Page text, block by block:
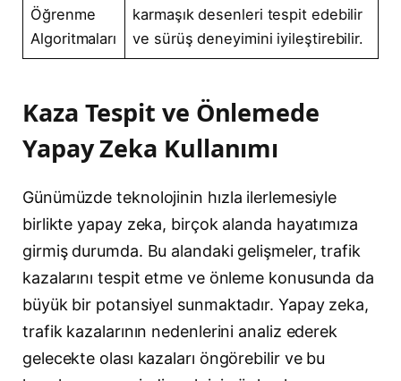
Öğrenme
Algoritmaları
karmaşık desenleri tespit edebilir
ve sürüş deneyimini iyileştirebilir.
Kaza Tespit ve Önlemede
Yapay Zeka Kullanımı
Günümüzde teknolojinin hızla ilerlemesiyle
birlikte yapay zeka, birçok alanda hayatımıza
girmiş durumda. Bu alandaki gelişmeler, trafik
kazalarını tespit etme ve önleme konusunda da
büyük bir potansiyel sunmaktadır. Yapay zeka,
trafik kazalarının nedenlerini analiz ederek
gelecekte olası kazaları öngörebilir ve bu